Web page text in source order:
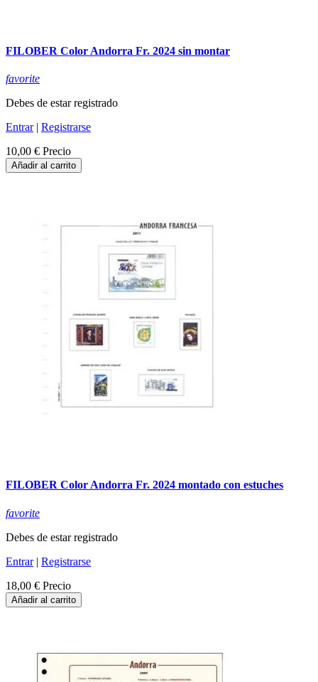
FILOBER Color Andorra Fr. 2024 sin montar
favorite
Debes de estar registrado
Entrar| Registrarse
10,00 € Precio
Añadir al carrito
FILOBER Color Andorra Fr. 2024 montado con estuches
favorite
Debes de estar registrado
Entrar| Registrarse
18,00 € Precio
Añadir al carrito